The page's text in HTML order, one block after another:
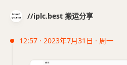
//iplc.best 搬运分享
12:57 · 2023年7月31日 · 周一